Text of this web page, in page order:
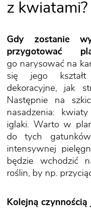
z kwiatami?
Gdy zostanie
przygotować
go narysować na
się jego
dekoracyjne, jak
Następnie na
nasadzenia:
iglaki. Warto w
do tych
intensywnej
będzie wchodzić
roślin, by np.
Kolejną